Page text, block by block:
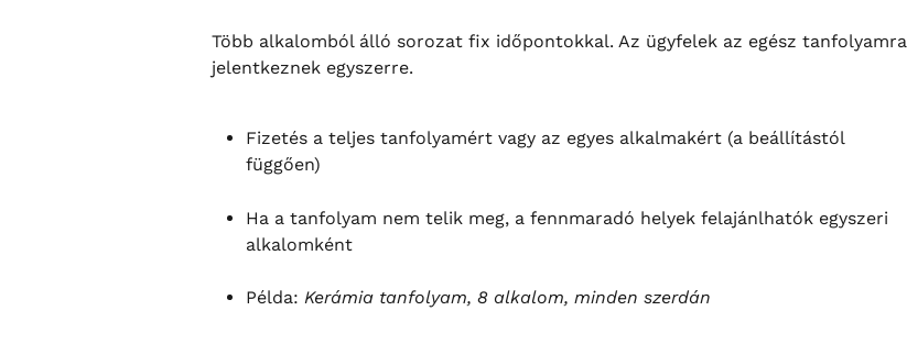
Több alkalomból álló sorozat fix időpontokkal. Az ügyfelek az egész tanfolyamra
jelentkeznek egyszerre.
Fizetés a teljes tanfolyamért vagy az egyes alkalmakért (a beállítástól
függően)
Ha a tanfolyam nem telik meg, a fennmaradó helyek felajánlhatók egyszeri
alkalomként
Példa: Kerámia tanfolyam, 8 alkalom, minden szerdán